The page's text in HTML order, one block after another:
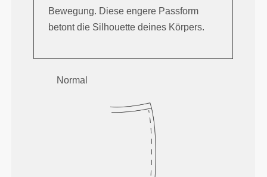
Bewegung. Diese engere Passform
betont die Silhouette deines Körpers.
Normal